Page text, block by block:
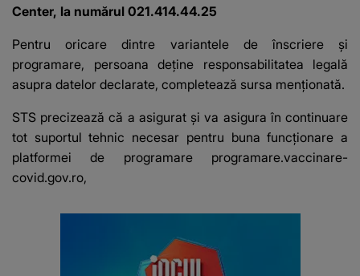
Center, la numărul 021.414.44.25
Pentru oricare dintre variantele de înscriere şi
programare, persoana deţine responsabilitatea legală
asupra datelor declarate, completează sursa menţionată.
STS precizează că a asigurat şi va asigura în continuare
tot suportul tehnic necesar pentru buna funcţionare a
platformei de programare programare.vaccinare-
covid.gov.ro,